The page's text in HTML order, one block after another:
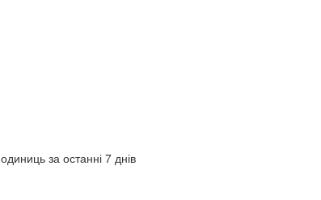
одиниць за останні 7 днів